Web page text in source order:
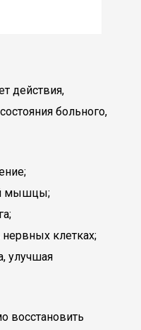
действия,
больного,
мышцы;
клетках;
улучшая